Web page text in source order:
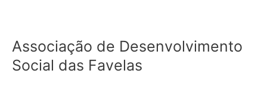
conteúdo
Associação de Desenvolvimento
Social das Favelas